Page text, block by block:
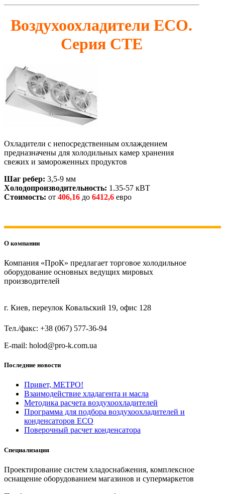
Воздухоохладители ЕСО.
Серия CTE
Охладители с непосредственным охлаждением
предназначены для холодильных камер хранения
свежих и замороженных продуктов
Шаг ребер: 3,5-9 мм
Холодопроизводительность: 1.35-57 кВТ
Стоимость: от 406,16 до 6412,6 евро
О компании
Компания «ПроК» предлагает торговое холодильное
оборудование основных ведущих мировых
производителей
г. Киев, переулок Ковальский 19, офис 128
Тел./факс: +38 (067) 577-36-94
E-mail: holod@pro-k.com.ua
Последние новости
Привет, МЕТРО!
Взаимодействие хладагента и масла
Методика расчета воздухоохладителей
Программа для подбора воздухоохладителей и
конденсаторов ECO
Поверочный расчет конденсатора
Специализация
Проектирование систем хладоснабжения, комплексное
оснащение оборудованием магазинов и супермаркетов